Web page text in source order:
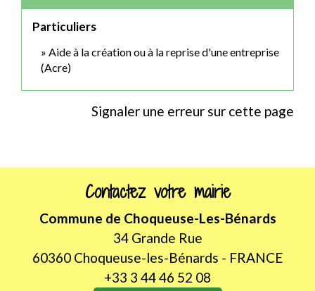
Particuliers
Aide à la création ou à la reprise d'une entreprise
(Acre)
Signaler une erreur sur cette page
Contactez votre mairie
Commune de Choqueuse-Les-Bénards
34 Grande Rue
60360 Choqueuse-les-Bénards - FRANCE
+33 3 44 46 52 08